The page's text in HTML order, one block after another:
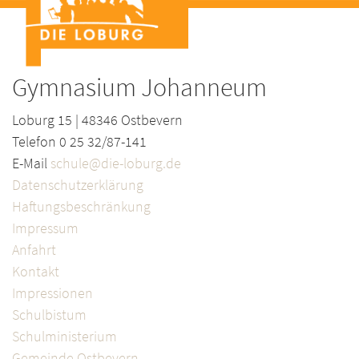
Gymnasium Johanneum
Loburg 15 | 48346 Ostbevern
Telefon 0 25 32/87-141
E-Mail schule@die-loburg.de
Datenschutzerklärung
Haftungsbeschränkung
Impressum
Anfahrt
Kontakt
Impressionen
Schulbistum
Schulministerium